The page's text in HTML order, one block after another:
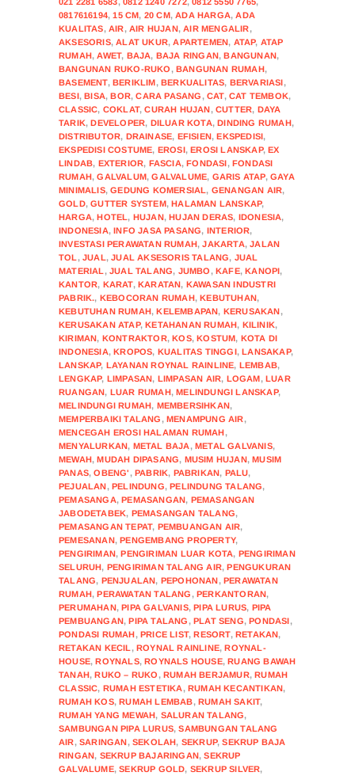
0817616194,15 CM, 20 CM,ADA HARGA,ADA
KUALITAS,AIR,AIR HUJAN,AIR MENGALIR,
AKSESORIS,ALAT UKUR,APARTEMEN, ATAP, ATAP
RUMAH,AWET, BAJA, BAJA RINGAN,BANGUNAN,
BANGUNAN RUKO-RUKO ,BANGUNAN RUMAH,
BASEMENT,BERIKLIM,BERKUALITAS, BERVARIASI,
BESI,BISA,BOR,CARA PASANG ,CAT,CAT TEMBOK,
CLASSIC, COKLAT,CURAH HUJAN,CUTTER, DAYA
TARIK,DEVELOPER, DILUAR KOTA,DINDING RUMAH,
DISTRIBUTOR, DRAINASE, EFISIEN,EKSPEDISI,
EKSPEDISI COSTUME, EROSI,EROSI LANSKAP,EX
LINDAB, EXTERIOR, FASCIA,FONDASI,FONDASI
RUMAH,GALVALUM,GALVALUME, GARIS ATAP,GAYA
MINIMALIS,GEDUNG KOMERSIAL, GENANGAN AIR,
GOLD,GUTTER SYSTEM,HALAMAN LANSKAP,
HARGA,HOTEL, HUJAN,HUJAN DERAS, IDONESIA,
INDONESIA,INFO JASA PASANG, INTERIOR,
INVESTASI PERAWATAN RUMAH,JAKARTA,JALAN
TOL ,JUAL,JUAL AKSESORIS TALANG, JUAL
MATERIAL ,JUAL TALANG, JUMBO ,KAFE,KANOPI,
KANTOR, KARAT,KARATAN, KAWASAN INDUSTRI
PABRIK., KEBOCORAN RUMAH,KEBUTUHAN,
KEBUTUHAN RUMAH,KELEMBAPAN, KERUSAKAN,
KERUSAKAN ATAP,KETAHANAN RUMAH, KILINIK,
KIRIMAN, KONTRAKTOR,KOS,KOSTUM, KOTA DI
INDONESIA,KROPOS, KUALITAS TINGGI,LANSAKAP,
LANSKAP, LAYANAN ROYNAL RAINLINE, LEMBAB,
LENGKAP, LIMPASAN, LIMPASAN AIR, LOGAM,LUAR
RUANGAN, LUAR RUMAH,MELINDUNGI LANSKAP,
MELINDUNGI RUMAH, MEMBERSIHKAN,
MEMPERBAIKI TALANG ,MENAMPUNG AIR,
MENCEGAH EROSI HALAMAN RUMAH,
MENYALURKAN, METAL BAJA,METAL GALVANIS,
MEWAH,MUDAH DIPASANG, MUSIM HUJAN,MUSIM
PANAS,OBENG' ,PABRIK, PABRIKAN, PALU,
PEJUALAN,PELINDUNG,PELINDUNG TALANG,
PEMASANGA,PEMASANGAN, PEMASANGAN
JABODETABEK, PEMASANGAN TALANG,
PEMASANGAN TEPAT, PEMBUANGAN AIR,
PEMESANAN,PENGEMBANG PROPERTY,
PENGIRIMAN,PENGIRIMAN LUAR KOTA, PENGIRIMAN
SELURUH, PENGIRIMAN TALANG AIR,PENGUKURAN
TALANG, PENJUALAN, PEPOHONAN,PERAWATAN
RUMAH,PERAWATAN TALANG ,PERKANTORAN,
PERUMAHAN,PIPA GALVANIS,PIPA LURUS, PIPA
PEMBUANGAN,PIPA TALANG ,PLAT SENG,PONDASI,
PONDASI RUMAH,PRICE LIST,RESORT,RETAKAN,
RETAKAN KECIL ,ROYNAL RAINLINE,ROYNAL-
HOUSE,ROYNALS,ROYNALS HOUSE,RUANG BAWAH
TANAH,RUKO – RUKO ,RUMAH BERJAMUR,RUMAH
CLASSIC, RUMAH ESTETIKA,RUMAH KECANTIKAN,
RUMAH KOS,RUMAH LEMBAB,RUMAH SAKIT,
RUMAH YANG MEWAH, SALURAN TALANG,
SAMBUNGAN PIPA LURUS,SAMBUNGAN TALANG
AIR,SARINGAN,SEKOLAH, SEKRUP,SEKRUP BAJA
RINGAN, SEKRUP BAJARINGAN,SEKRUP
GALVALUME,SEKRUP GOLD, SEKRUP SILVER,